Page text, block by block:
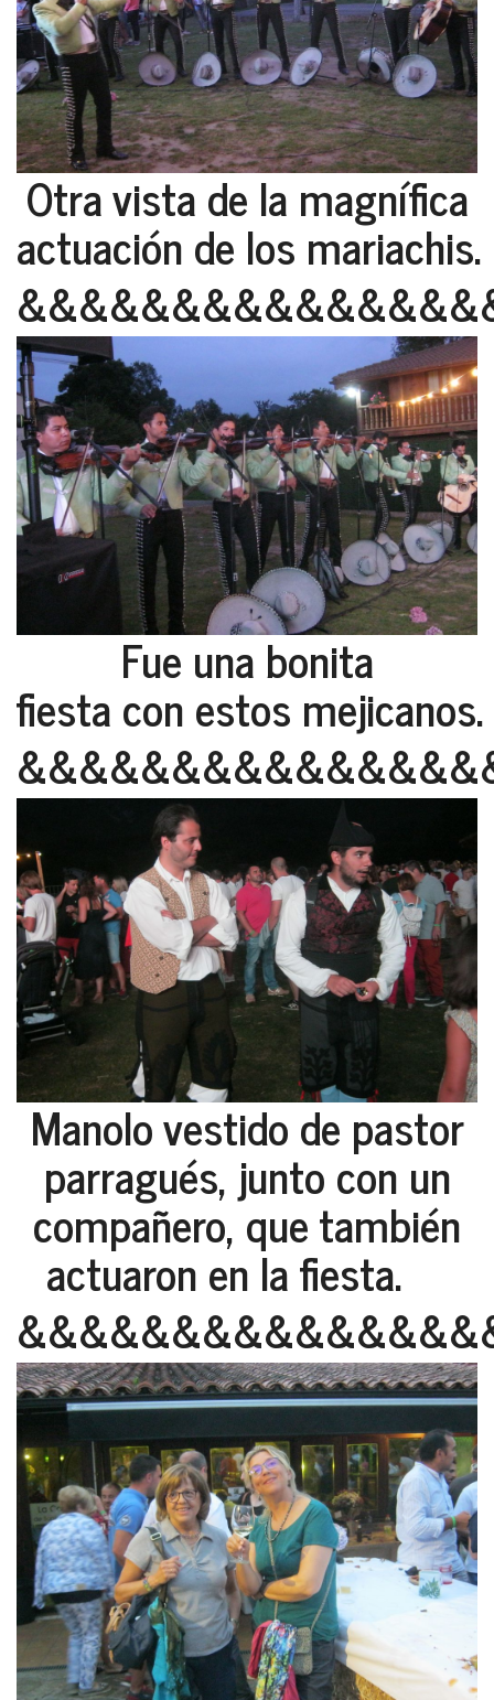
Otra vista de la magnífica
actuación de los mariachis.
Fue una bonita
fiesta con estos mejicanos.
Manolo vestido de pastor
parragués, junto con un
compañero, que también
actuaron en la fiesta.